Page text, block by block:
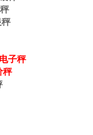
子秤
秤